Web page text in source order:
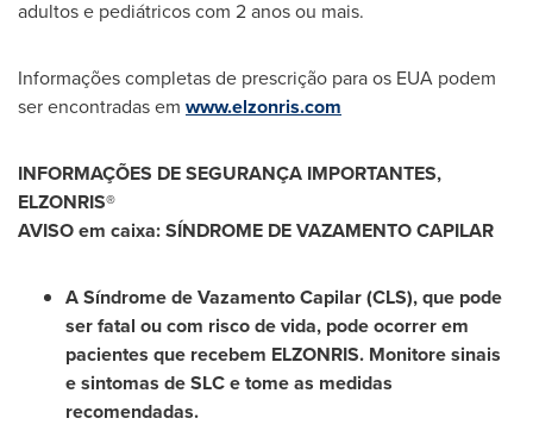
adultos e pediátricos com 2 anos ou mais.
Informações completas de prescrição para os EUA podem
ser encontradas em www.elzonris.com
INFORMAÇÕES DE SEGURANÇA IMPORTANTES,
ELZONRIS®
AVISO em caixa: SÍNDROME DE VAZAMENTO CAPILAR
A Síndrome de Vazamento Capilar (CLS), que pode
ser fatal ou com risco de vida, pode ocorrer em
pacientes que recebem ELZONRIS. Monitore sinais
e sintomas de SLC e tome as medidas
recomendadas.